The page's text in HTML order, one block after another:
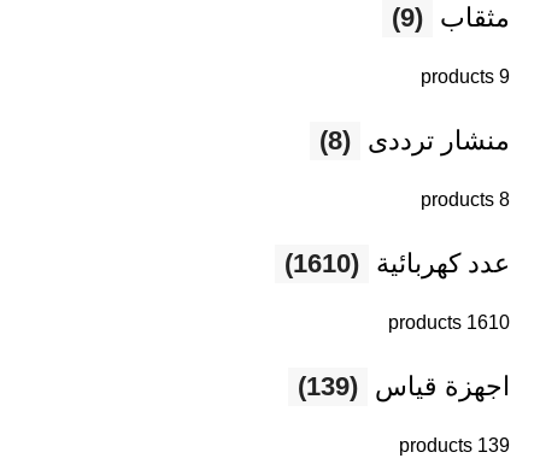
مثقاب (9)
9 products
منشار ترددى (8)
8 products
عدد كهربائية (1610)
1610 products
اجهزة قياس (139)
139 products